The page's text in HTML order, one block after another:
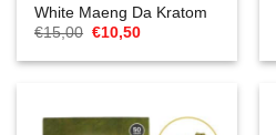
White Maeng Da Kratom
€15,00 Ursprünglicher
war:
€10,50Aktueller
ist: